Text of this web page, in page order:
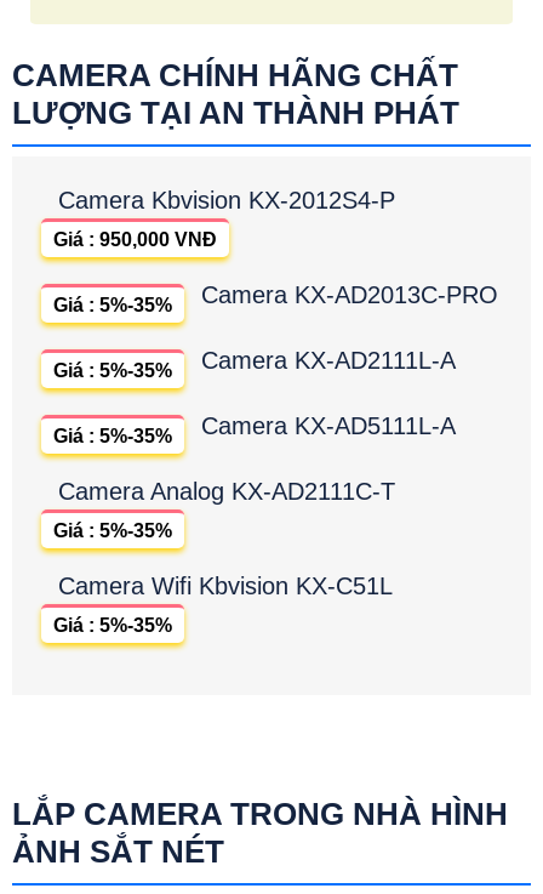
CAMERA CHÍNH HÃNG CHẤT
LƯỢNG TẠI AN THÀNH PHÁT
Camera Kbvision KX-2012S4-P
Giá : 950,000 VNĐ
Camera KX-AD2013C-PRO
Giá : 5%-35%
Camera KX-AD2111L-A
Giá : 5%-35%
Camera KX-AD5111L-A
Giá : 5%-35%
Camera Analog KX-AD2111C-T
Giá : 5%-35%
Camera Wifi Kbvision KX-C51L
Giá : 5%-35%
LẮP CAMERA TRONG NHÀ HÌNH
ẢNH SẮT NÉT